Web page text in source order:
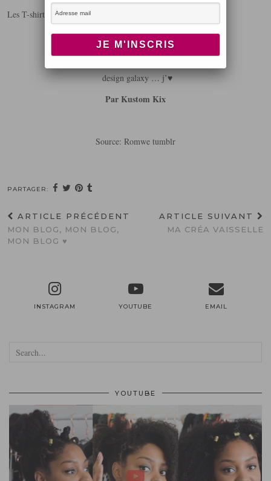
Les T-shirt photo ♥
design galaxy … j’♥
Par Kustom Kix
Source: Romwe tumblr
PARTAGER:
ARTICLE PRÉCÉDENT
MON BLOG, MON BLOG,
MON BLOG ♥
ARTICLE SUIVANT
MA CRÉA VAISSELLE
INSTAGRAM YOUTUBE EMAIL
YOUTUBE